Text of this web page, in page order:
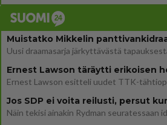
Muistatko Mikkelin